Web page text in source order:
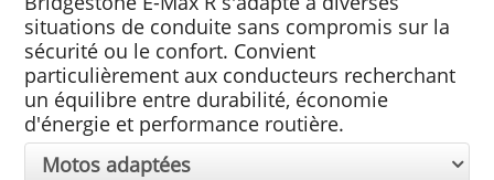
situations de conduite sans compromis sur la
sécurité ou le confort. Convient
particulièrement aux conducteurs recherchant
un équilibre entre durabilité, économie
d'énergie et performance routière.
Motos adaptées